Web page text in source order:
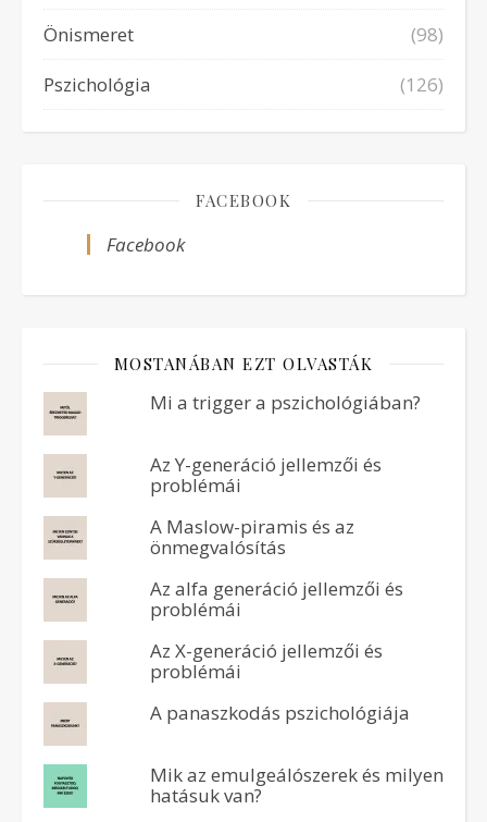
Önismeret
(98)
Pszichológia
(126)
FACEBOOK
Facebook
MOSTANÁBAN EZT OLVASTÁK
Mi a trigger a pszichológiában?
Az Y-generáció jellemzői és
problémái
A Maslow-piramis és az
önmegvalósítás
Az alfa generáció jellemzői és
problémái
Az X-generáció jellemzői és
problémái
A panaszkodás pszichológiája
Mik az emulgeálószerek és milyen
hatásuk van?